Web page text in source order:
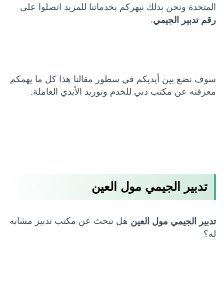
المتحدة ونحن بذلك نبهركم بخدماتنا للمزيد اتصلوا على
رقم تدبير الجيمي.
سوف نضع بين أيديكم في سطور مقالنا هذا كل ما يهمكم
معرفته عن مكتب دبي للخدم وتوريد الأيدي العاملة.
تدبير الجيمي مول العين
تدبير الجيمي مول العين هل تبحث عن مكتب تدبير مشابه
له؟